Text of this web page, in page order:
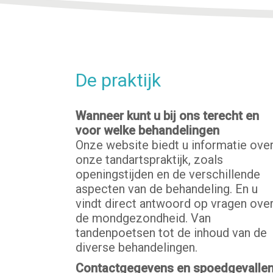
De praktijk
Wanneer kunt u bij ons terecht en
voor welke behandelingen
Onze website biedt u informatie over
onze tandartspraktijk, zoals
openingstijden en de verschillende
aspecten van de behandeling. En u
vindt direct antwoord op vragen over
de mondgezondheid. Van
tandenpoetsen tot de inhoud van de
diverse behandelingen.
Contactgegevens en